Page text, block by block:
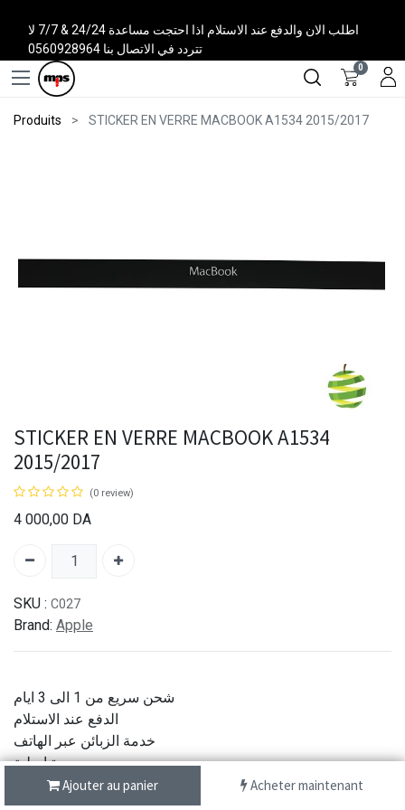
اطلب الان والدفع عند الاستلام اذا احتجت مساعدة 24/24 & 7/7 لا
تتردد في الاتصال بنا 0560928964
0
Produits STICKER EN VERRE MACBOOK A1534 2015/2017
Ajouter au panier Acheter maintenant
STICKER EN VERRE MACBOOK A1534
2015/2017
(0 review)
4 000,00 DA
SKU : C027
Brand: Apple
شحن سريع من 1 الى 3 ايام
الدفع عند الاستلام
خدمة الزبائن عبر الهاتف
جودة اصلية
Partager :